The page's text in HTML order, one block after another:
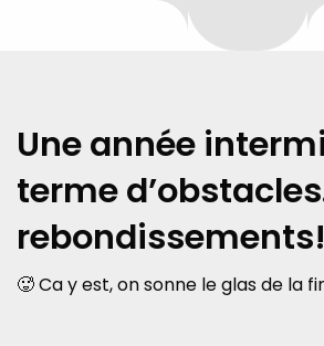
Une année
terme
rebondissements!
🥵 Ca y est, on sonne le glas de la